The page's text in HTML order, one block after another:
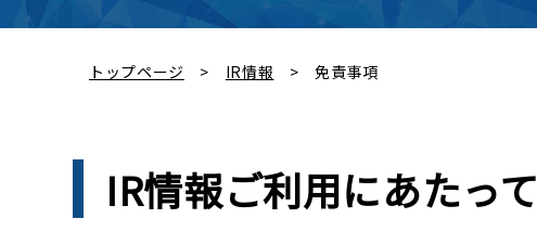
トップページ IR情報 免責事項
IR情報ご利用にあたって